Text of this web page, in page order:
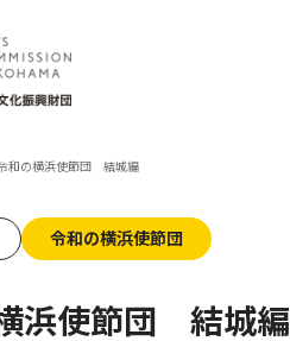
和の横浜使節団 結城編
令和の横浜使節団
浜使節団 結城編